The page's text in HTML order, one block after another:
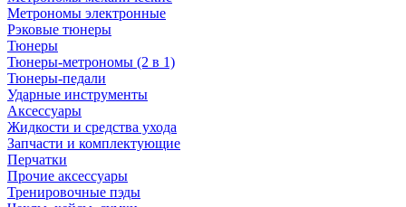
Метрономы электронные
Рэковые тюнеры
Тюнеры
Тюнеры-метрономы (2 в 1)
Тюнеры-педали
Ударные инструменты
Аксессуары
Жидкости и средства ухода
Запчасти и комплектующие
Перчатки
Прочие аксессуары
Тренировочные пэды